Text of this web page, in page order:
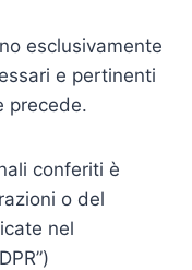
esclusivamente
e pertinenti
precede.
conferiti è
o del
nel